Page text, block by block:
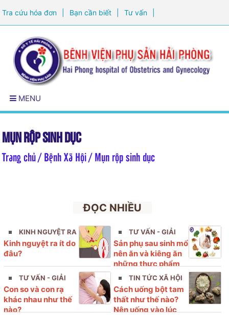
Tra cứu hóa đơn Bạn cần biết Tư vấn
Đăng ký khám sức khỏe
MENU
Mụn rộp sinh dục
Trang chủ/ Bệnh Xã Hội / Mụn rộp sinh dục
ĐỌC NHIỀU
KINH NGUYỆT RA
ÍT
Kinh nguyệt ra ít do
đâu?
TƯ VẤN - GIẢI
ĐÁP
Sản phụ sau sinh mổ
nên ăn và kiêng ăn
những thực phẩm
nào?
TƯ VẤN - GIẢI
ĐÁP
Con so và con rạ
khác nhau như thế
nào?
TIN TỨC XÃ HỘI
Cách uống bột tam
thất như thế nào?
Nên uống vào lúc